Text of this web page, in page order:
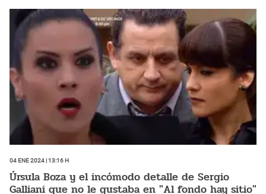
04 Ene 2024 | 13:16 h
Úrsula Boza y el incómodo detalle de Sergio
Galliani que no le gustaba en "Al fondo hay sitio"